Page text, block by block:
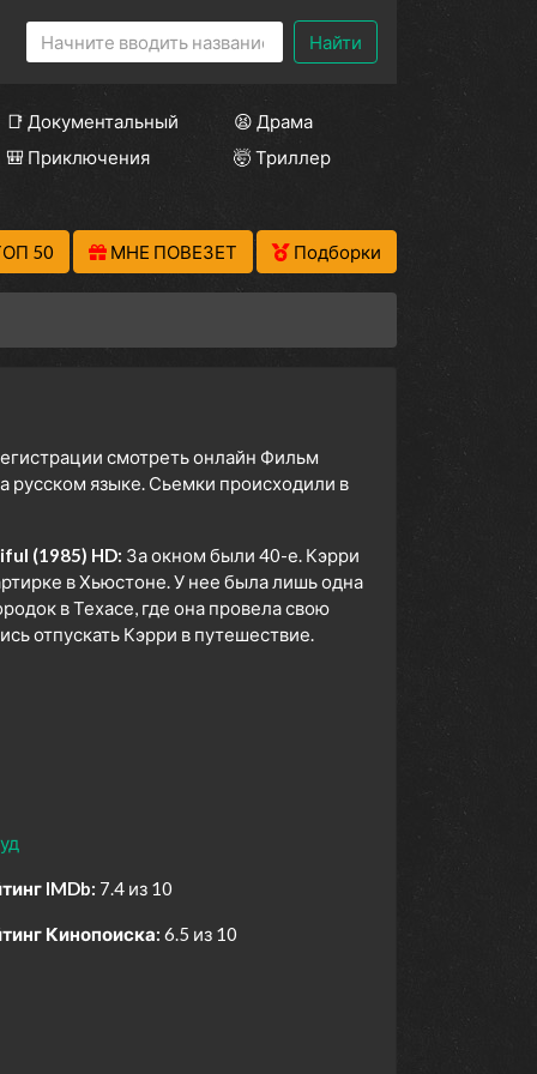
Найти
📑 Документальный
😫 Драма
🎒 Приключения
🤯 Триллер
50 МНЕ ПОВЕЗЕТ Подборки
смотреть онлайн Фильм
русском языке. Сьемки происходили в
(1985) HD: За окном были 40-е. Кэрри
в Хьюстоне. У нее была лишь одна
в Техасе, где она провела свою
отпускать Кэрри в путешествие.
IMDb: 7.4 из 10
Кинопоиска: 6.5 из 10